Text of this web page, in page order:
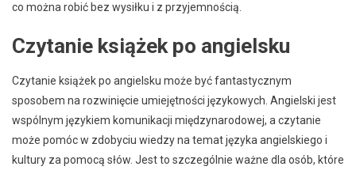
co można robić bez wysiłku i z przyjemnością.
Czytanie książek po angielsku
Czytanie książek po angielsku może być fantastycznym
sposobem na rozwinięcie umiejętności językowych. Angielski jest
wspólnym językiem komunikacji międzynarodowej, a czytanie
może pomóc w zdobyciu wiedzy na temat języka angielskiego i
kultury za pomocą słów. Jest to szczególnie ważne dla osób, które